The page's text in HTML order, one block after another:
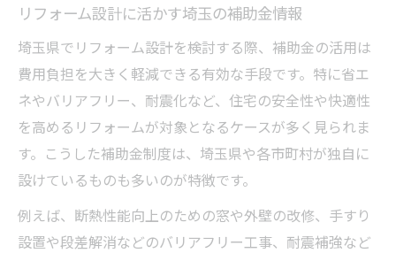
リフォーム設計に活かす埼玉の補助金情報
埼玉県でリフォーム設計を検討する際、補助金の活用は
費用負担を大きく軽減できる有効な手段です。特に省エ
ネやバリアフリー、耐震化など、住宅の安全性や快適性
を高めるリフォームが対象となるケースが多く見られま
す。こうした補助金制度は、埼玉県や各市町村が独自に
設けているものも多いのが特徴です。
例えば、断熱性能向上のための窓や外壁の改修、手すり
設置や段差解消などのバリアフリー工事、耐震補強など